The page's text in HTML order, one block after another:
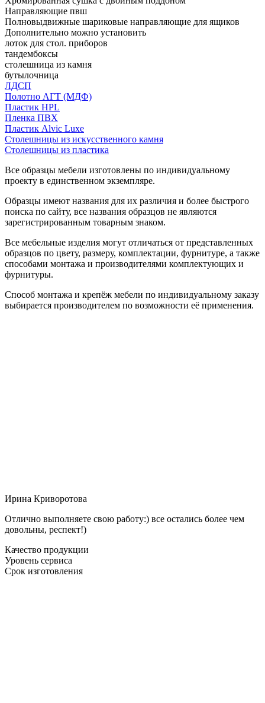
Направляющие пвш
Полновыдвижные шариковые направляющие для ящиков
Дополнительно можно установить
лоток для стол. приборов
тандембоксы
столешница из камня
бутылочница
ЛДСП
Полотно АГТ (МДФ)
Пластик HPL
Пленка ПВХ
Пластик Alvic Luxe
Столешницы из искусственного камня
Столешницы из пластика
Все образцы мебели изготовлены по индивидуальному
проекту в единственном экземпляре.
Образцы имеют названия для их различия и более быстрого
поиска по сайту, все названия образцов не являются
зарегистрированным товарным знаком.
Все мебельные изделия могут отличаться от представленных
образцов по цвету, размеру, комплектации, фурнитуре, а также
способами монтажа и производителями комплектующих и
фурнитуры.
Способ монтажа и крепёж мебели по индивидуальному заказу
выбирается производителем по возможности её применения.
Ирина Криворотова
Отлично выполняете свою работу:) все остались более чем
довольны, респект!)
Качество продукции
Уровень сервиса
Срок изготовления